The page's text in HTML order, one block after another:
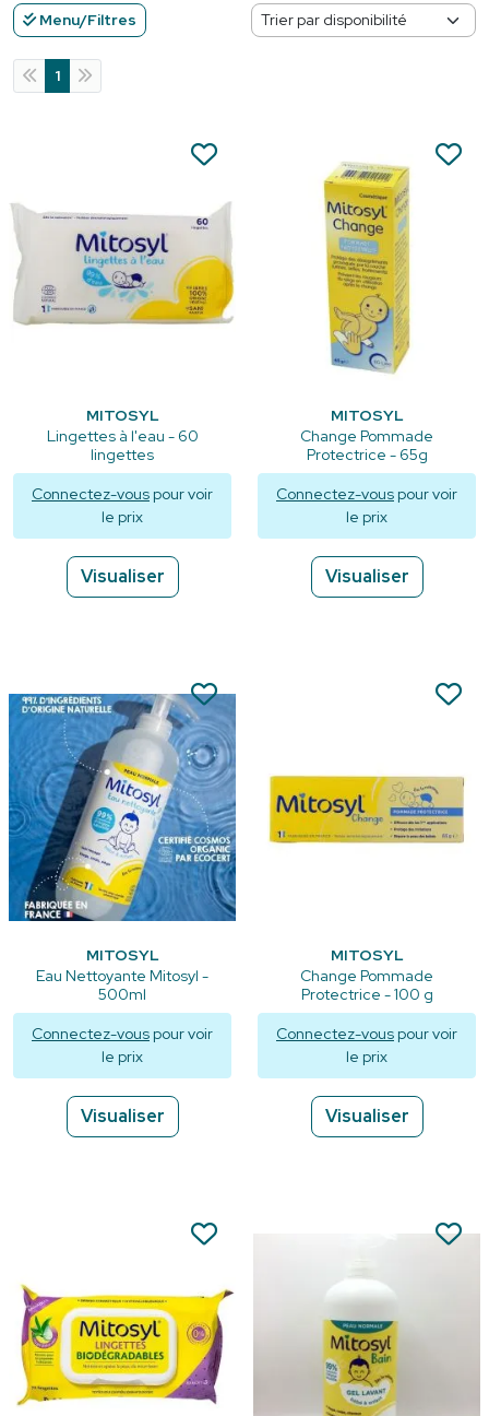
Menu/Filtres
1
MITOSYL
Lingettes à l'eau - 60
lingettes
Connectez-vous pour voir
le prix
Visualiser
MITOSYL
Change Pommade
Protectrice - 65g
Connectez-vous pour voir
le prix
Visualiser
MITOSYL
Eau Nettoyante Mitosyl -
500ml
Connectez-vous pour voir
le prix
Visualiser
MITOSYL
Change Pommade
Protectrice - 100 g
Connectez-vous pour voir
le prix
Visualiser